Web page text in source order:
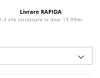
Livrare RAPIDA
1-3 zile lucratoare la doar 19.99lei